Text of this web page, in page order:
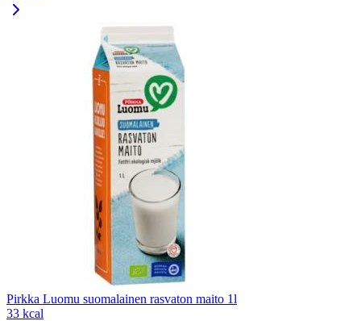
Pirkka Luomu suomalainen rasvaton maito 1l
33 kcal